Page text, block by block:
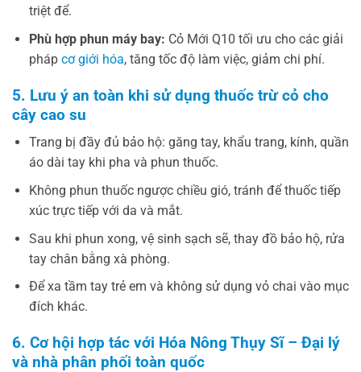
triệt để.
Phù hợp phun máy bay: Cỏ Mới Q10 tối ưu cho các giải
pháp cơ giới hóa, tăng tốc độ làm việc, giảm chi phí.
5. Lưu ý an toàn khi sử dụng thuốc trừ cỏ cho
cây cao su
Trang bị đầy đủ bảo hộ: găng tay, khẩu trang, kính, quần
áo dài tay khi pha và phun thuốc.
Không phun thuốc ngược chiều gió, tránh để thuốc tiếp
xúc trực tiếp với da và mắt.
Sau khi phun xong, vệ sinh sạch sẽ, thay đồ bảo hộ, rửa
tay chân bằng xà phòng.
Để xa tầm tay trẻ em và không sử dụng vỏ chai vào mục
đích khác.
6. Cơ hội hợp tác với Hóa Nông Thụy Sĩ – Đại lý
và nhà phân phối toàn quốc